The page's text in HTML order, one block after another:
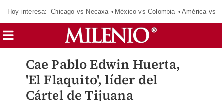
Hoy interesa: Chicago vs Necaxa México vs Colombia América vs
Cae Pablo Edwin Huerta,
'El Flaquito', líder del
Cártel de Tijuana